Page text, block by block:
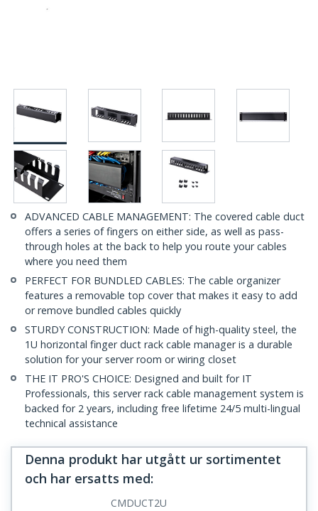
ADVANCED CABLE MANAGEMENT: The covered cable duct
offers a series of fingers on either side, as well as pass-
through holes at the back to help you route your cables
where you need them
PERFECT FOR BUNDLED CABLES: The cable organizer
features a removable top cover that makes it easy to add
or remove bundled cables quickly
STURDY CONSTRUCTION: Made of high-quality steel, the
1U horizontal finger duct rack cable manager is a durable
solution for your server room or wiring closet
THE IT PRO'S CHOICE: Designed and built for IT
Professionals, this server rack cable management system is
backed for 2 years, including free lifetime 24/5 multi-lingual
technical assistance
Denna produkt har utgått ur sortimentet
och har ersatts med:
CMDUCT2U